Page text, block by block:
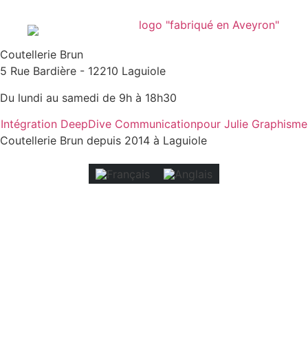
Coutellerie Brun
5 Rue Bardière - 12210 Laguiole
Du lundi au samedi de 9h à 18h30
Intégration DeepDive Communicationpour Julie Graphisme
Coutellerie Brun depuis 2014 à Laguiole